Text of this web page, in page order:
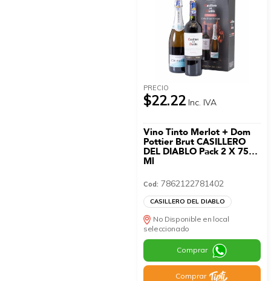
PRECIO
$22.22 Inc. IVA
Vino Tinto Merlot + Dom
Pottier Brut CASILLERO
DEL DIABLO Pack 2 X 750
Ml
Cod: 7862122781402
CASILLERO DEL DIABLO
No Disponible en local
seleccionado
Comprar
Comprar